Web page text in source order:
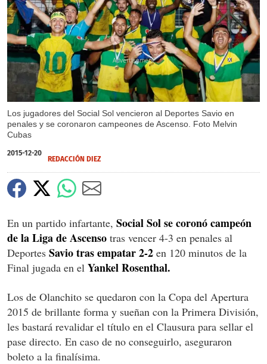
Los jugadores del Social Sol vencieron al Deportes Savio en
penales y se coronaron campeones de Ascenso. Foto Melvin
Cubas
X
2015-12-20
REDACCIÓN DIEZ
En un partido infartante, Social Sol se coronó campeón
de la Liga de Ascenso tras vencer 4-3 en penales al
Deportes Savio tras empatar 2-2 en 120 minutos de la
Final jugada en el Yankel Rosenthal.
Los de Olanchito se quedaron con la Copa del Apertura
2015 de brillante forma y sueñan con la Primera División,
les bastará revalidar el título en el Clausura para sellar el
pase directo. En caso de no conseguirlo, aseguraron
boleto a la finalísima.